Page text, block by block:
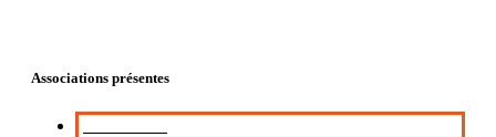
Associations présentes